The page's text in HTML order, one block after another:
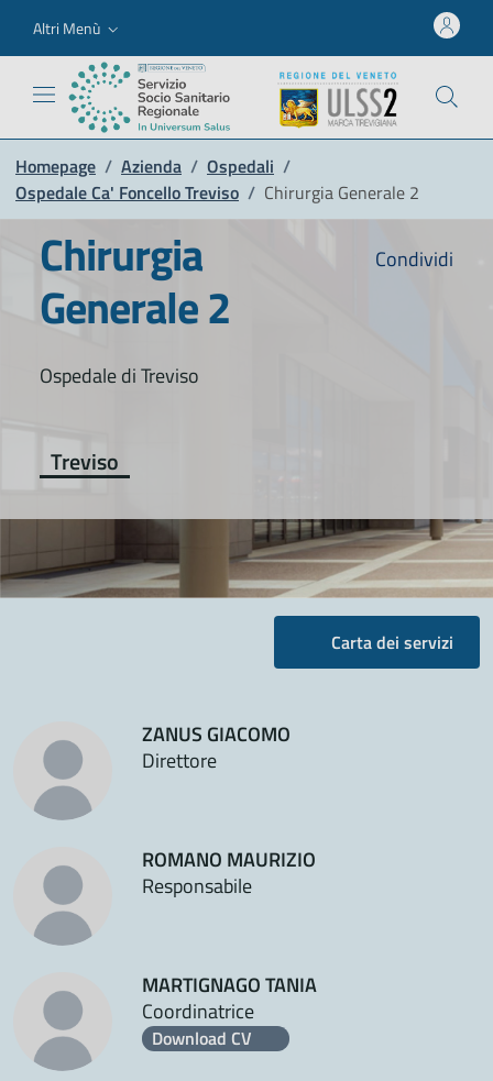
Altri Menù
Homepage / Azienda / Ospedali /
Ospedale Ca' Foncello Treviso / Chirurgia Generale 2
Condividi
Chirurgia
Generale 2
Ospedale di Treviso
Treviso
Carta dei servizi
ZANUS GIACOMO
Direttore
ROMANO MAURIZIO
Responsabile
MARTIGNAGO TANIA
Coordinatrice
Download CV